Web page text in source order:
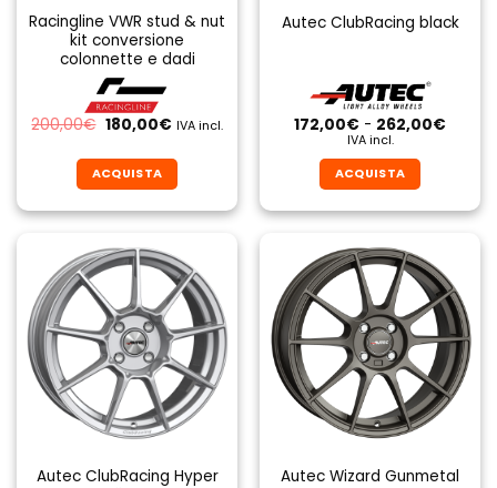
Racingline VWR stud & nut
kit conversione
colonnette e dadi
200,00€ Il
prezzo
era:
200,00€.
180,00€Il
è:
180,00€.
IVA incl.
ACQUISTA
prodotto
ha
più
varianti.
Le
opzioni
possono
essere
scelte
nella
del
Autec ClubRacing black
172,00€ - 262,00€Fascia
IVA incl.
ACQUISTA
prodotto
ha
più
varianti.
Le
opzioni
possono
essere
scelte
nella
del
Autec ClubRacing Hyper
Autec Wizard Gunmetal